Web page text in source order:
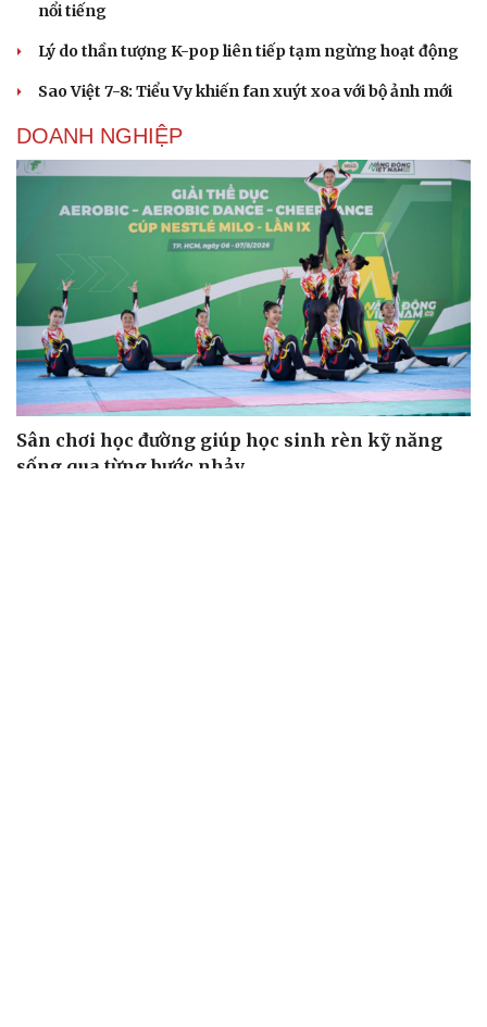
nổi tiếng
Lý do thần tượng K-pop liên tiếp tạm ngừng hoạt động
Sao Việt 7-8: Tiểu Vy khiến fan xuýt xoa với bộ ảnh mới
DOANH NGHIỆP
Sân chơi học đường giúp học sinh rèn kỹ năng
sống qua từng bước nhảy